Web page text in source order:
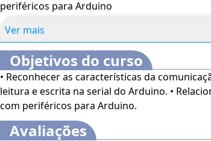
periféricos para Arduino
Ver mais
Objetivos do curso
• Reconhecer as características da
leitura e escrita na serial do Arduino. •
com periféricos para Arduino.
Avaliações